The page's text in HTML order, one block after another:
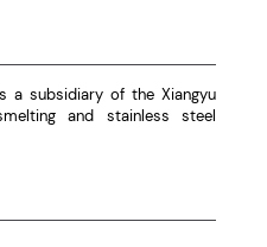
a subsidiary of the Xiangyu
and stainless steel